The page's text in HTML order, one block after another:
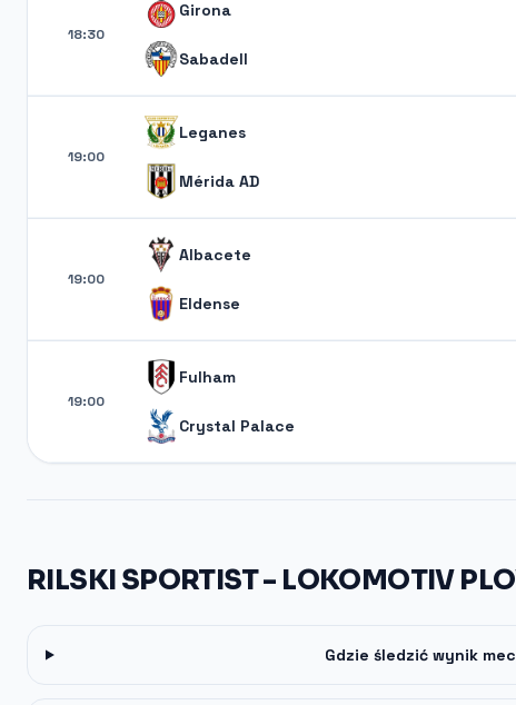
18:30
Girona
Sabadell
19:00
Leganes
Mérida AD
19:00
Albacete
Eldense
19:00
Fulham
Crystal Palace
RILSKI SPORTIST - LOKOMOTIV
Gdzie śledzić wynik